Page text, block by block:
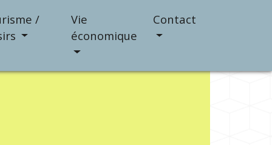
/
Vie
économique
Contact